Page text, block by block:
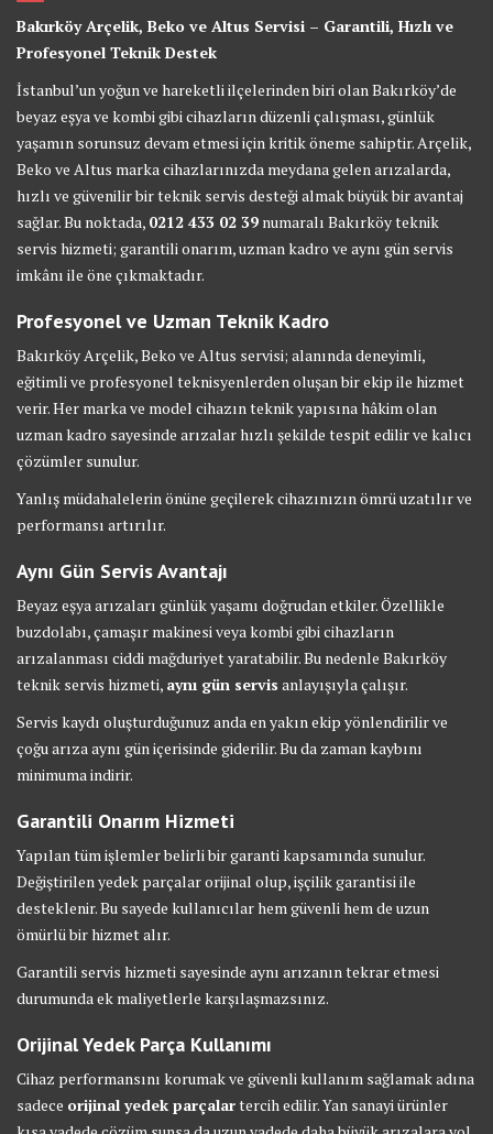
Bakırköy Arçelik, Beko ve Altus Servisi – Garantili, Hızlı ve
Profesyonel Teknik Destek
İstanbul’un yoğun ve hareketli ilçelerinden biri olan Bakırköy’de
beyaz eşya ve kombi gibi cihazların düzenli çalışması, günlük
yaşamın sorunsuz devam etmesi için kritik öneme sahiptir. Arçelik,
Beko ve Altus marka cihazlarınızda meydana gelen arızalarda,
hızlı ve güvenilir bir teknik servis desteği almak büyük bir avantaj
sağlar. Bu noktada, 0212 433 02 39 numaralı Bakırköy teknik
servis hizmeti; garantili onarım, uzman kadro ve aynı gün servis
imkânı ile öne çıkmaktadır.
Profesyonel ve Uzman Teknik Kadro
Bakırköy Arçelik, Beko ve Altus servisi; alanında deneyimli,
eğitimli ve profesyonel teknisyenlerden oluşan bir ekip ile hizmet
verir. Her marka ve model cihazın teknik yapısına hâkim olan
uzman kadro sayesinde arızalar hızlı şekilde tespit edilir ve kalıcı
çözümler sunulur.
Yanlış müdahalelerin önüne geçilerek cihazınızın ömrü uzatılır ve
performansı artırılır.
Aynı Gün Servis Avantajı
Beyaz eşya arızaları günlük yaşamı doğrudan etkiler. Özellikle
buzdolabı, çamaşır makinesi veya kombi gibi cihazların
arızalanması ciddi mağduriyet yaratabilir. Bu nedenle Bakırköy
teknik servis hizmeti, aynı gün servis anlayışıyla çalışır.
Servis kaydı oluşturduğunuz anda en yakın ekip yönlendirilir ve
çoğu arıza aynı gün içerisinde giderilir. Bu da zaman kaybını
minimuma indirir.
Garantili Onarım Hizmeti
Yapılan tüm işlemler belirli bir garanti kapsamında sunulur.
Değiştirilen yedek parçalar orijinal olup, işçilik garantisi ile
desteklenir. Bu sayede kullanıcılar hem güvenli hem de uzun
ömürlü bir hizmet alır.
Garantili servis hizmeti sayesinde aynı arızanın tekrar etmesi
durumunda ek maliyetlerle karşılaşmazsınız.
Orijinal Yedek Parça Kullanımı
Cihaz performansını korumak ve güvenli kullanım sağlamak adına
sadece orijinal yedek parçalartercih edilir. Yan sanayi ürünler